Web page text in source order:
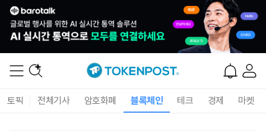
토픽 전체기사 암호화폐 블록체인 테크 경제 마켓
XRP (XRP) ₩1,486(-1.47%)